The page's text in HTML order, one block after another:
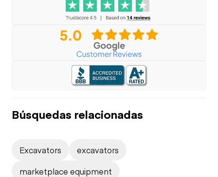
Búsquedas relacionadas
Excavators
excavators
marketplace equipment